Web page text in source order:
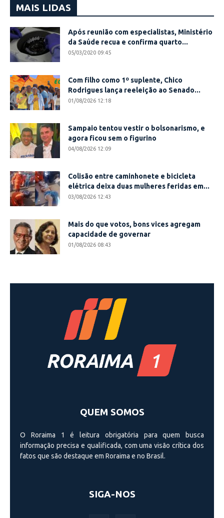
MAIS LIDAS
Após reunião com especialistas, Ministério
da Saúde recua e confirma quarto...
05/03/2020 09:45
Com filho como 1º suplente, Chico
Rodrigues lança reeleição ao Senado...
01/08/2026 12:18
Sampaio tentou vestir o bolsonarismo, e
agora ficou sem o figurino
04/08/2026 12:09
Colisão entre caminhonete e bicicleta
elétrica deixa duas mulheres feridas em...
03/08/2026 12:43
Mais do que votos, bons vices agregam
capacidade de governar
01/08/2026 08:43
QUEM SOMOS
O Roraima 1 é leitura obrigatória para quem busca
informação precisa e qualificada, com uma visão crí­tica dos
fatos que são destaque em Roraima e no Brasil.
SIGA-NOS